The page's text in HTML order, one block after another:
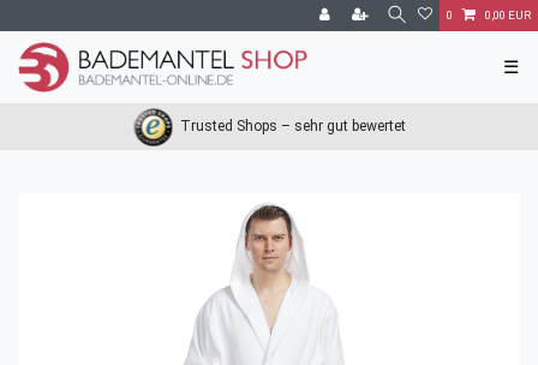
0 0,00 EUR
☰
Trusted Shops – sehr gut bewertet